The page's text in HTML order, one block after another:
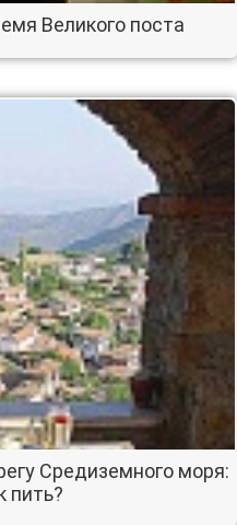
Великого поста
Средиземного моря:
пить?